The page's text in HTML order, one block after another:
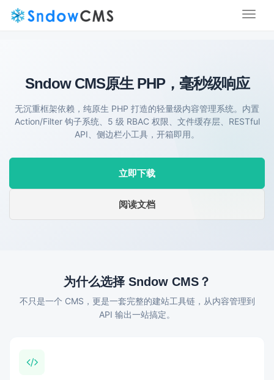
Sndow CMS原生 PHP，毫秒级响应
无沉重框架依赖，纯原生 PHP 打造的轻量级内容管理系统。内置
Action/Filter 钩子系统、5 级 RBAC 权限、文件缓存层、RESTful
API、侧边栏小工具，开箱即用。
立即下载
阅读文档
为什么选择 Sndow CMS？
不只是一个 CMS，更是一套完整的建站工具链，从内容管理到
API 输出一站搞定。